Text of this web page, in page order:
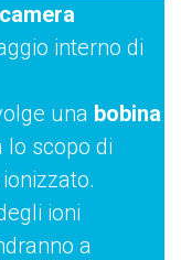
camera
interno di
una bobina
lo scopo di
ioni
a